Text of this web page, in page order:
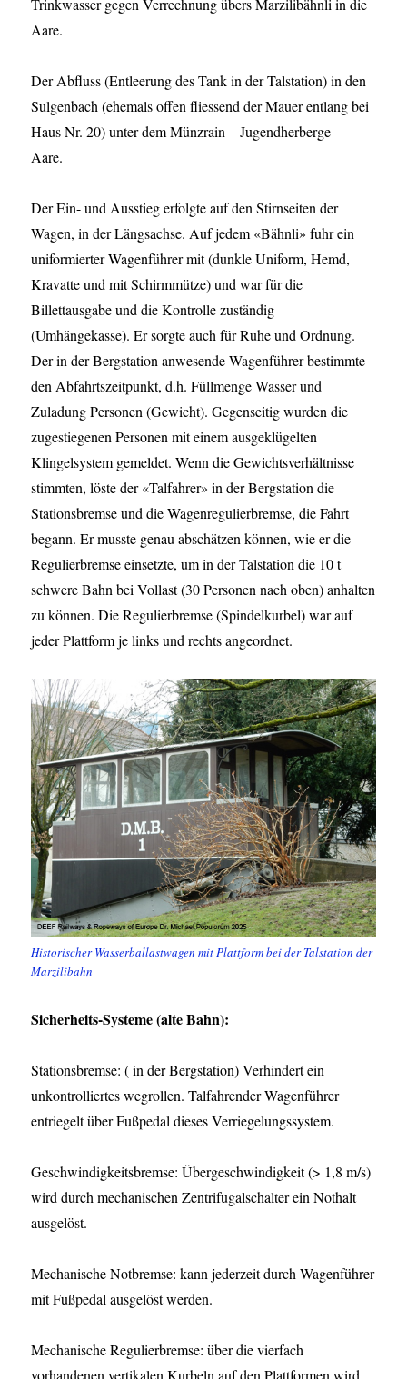
Trinkwasser gegen Verrechnung übers Marzilibähnli in die
Aare.
Der Abfluss (Entleerung des Tank in der Talstation) in den
Sulgenbach (ehemals offen fliessend der Mauer entlang bei
Haus Nr. 20) unter dem Münzrain – Jugendherberge –
Aare.
Der Ein- und Ausstieg erfolgte auf den Stirnseiten der
Wagen, in der Längsachse. Auf jedem «Bähnli» fuhr ein
uniformierter Wagenführer mit (dunkle Uniform, Hemd,
Kravatte und mit Schirmmütze) und war für die
Billettausgabe und die Kontrolle zuständig
(Umhängekasse). Er sorgte auch für Ruhe und Ordnung.
Der in der Bergstation anwesende Wagenführer bestimmte
den Abfahrtszeitpunkt, d.h. Füllmenge Wasser und
Zuladung Personen (Gewicht). Gegenseitig wurden die
zugestiegenen Personen mit einem ausgeklügelten
Klingelsystem gemeldet. Wenn die Gewichtsverhältnisse
stimmten, löste der «Talfahrer» in der Bergstation die
Stationsbremse und die Wagenregulierbremse, die Fahrt
begann. Er musste genau abschätzen können, wie er die
Regulierbremse einsetzte, um in der Talstation die 10 t
schwere Bahn bei Vollast (30 Personen nach oben) anhalten
zu können. Die Regulierbremse (Spindelkurbel) war auf
jeder Plattform je links und rechts angeordnet.
Historischer Wasserballastwagen mit Plattform bei der Talstation der
Marzilibahn
Sicherheits-Systeme (alte Bahn):
Stationsbremse: ( in der Bergstation) Verhindert ein
unkontrolliertes wegrollen. Talfahrender Wagenführer
entriegelt über Fußpedal dieses Verriegelungssystem.
Geschwindigkeitsbremse: Übergeschwindigkeit (> 1,8 m/s)
wird durch mechanischen Zentrifugalschalter ein Nothalt
ausgelöst.
Mechanische Notbremse: kann jederzeit durch Wagenführer
mit Fußpedal ausgelöst werden.
Mechanische Regulierbremse: über die vierfach
vorhandenen vertikalen Kurbeln auf den Plattformen wird